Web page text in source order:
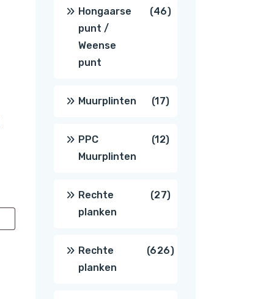
Hongaarse
punt /
Weense
punt
4646
Muurplinten 1717
producten
PPC
Muurplinten
1212
Rechte
planken
2727
Rechte
planken
626626